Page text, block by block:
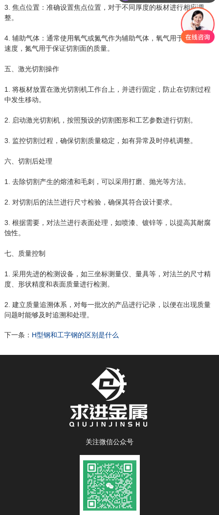
3. 焦点位置：准确设置焦点位置，对于不同厚度的板材进行相应调
整。
4. 辅助气体：通常使用氧气或氮气作为辅助气体，氧气用于提高切割
速度，氮气用于保证切割面的质量。
五、激光切割操作
1. 将板材放置在激光切割机工作台上，并进行固定，防止在切割过程
中发生移动。
2. 启动激光切割机，按照预设的切割图形和工艺参数进行切割。
3. 监控切割过程，确保切割质量稳定，如有异常及时停机调整。
六、切割后处理
1. 去除切割产生的熔渣和毛刺，可以采用打磨、抛光等方法。
2. 对切割后的法兰进行尺寸检验，确保其符合设计要求。
3. 根据需要，对法兰进行表面处理，如喷漆、镀锌等，以提高其耐腐
蚀性。
七、质量控制
1. 采用先进的检测设备，如三坐标测量仪、量具等，对法兰的尺寸精
度、形状精度和表面质量进行检测。
2. 建立质量追溯体系，对每一批次的产品进行记录，以便在出现质量
问题时能够及时追溯和处理。
下一条： H型钢和工字钢的区别是什么
关注微信公众号